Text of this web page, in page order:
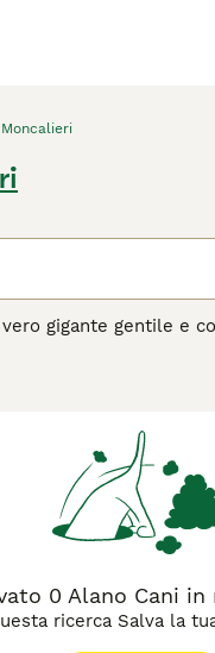
Moncalieri
gigante gentile e
le età. Il loro
su questa razza di
0 Alano Cani in
ricerca Salva la